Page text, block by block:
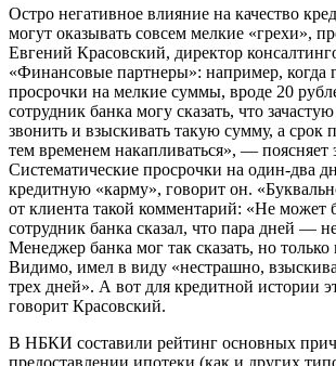
Остро негативное влияние на качество
могут оказывать совсем мелкие «грехи»,
Евгений Красовский, директор
«Финансовые партнеры»: например, когда
просрочки на мелкие суммы, вроде 20
сотрудник банка могу сказать, что
звонить и взыскивать такую сумму, а срок
тем временем накапливаться», — поясняет
Систематические просрочки на один-два
кредитную «карму», говорит он.
от клиента такой комментарий: «Не
сотрудник банка сказал, что пара дней —
Менеджер банка мог так сказать, но
Видимо, имел в виду «нестрашно,
трех дней». А вот для кредитной истории
говорит Красовский.
В НБКИ составили рейтинг основных